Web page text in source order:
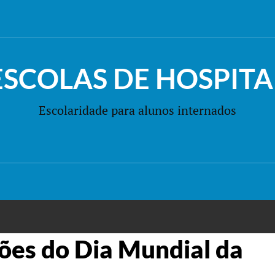
DE
Escolaridade para alunos internados
do Dia Mundial da